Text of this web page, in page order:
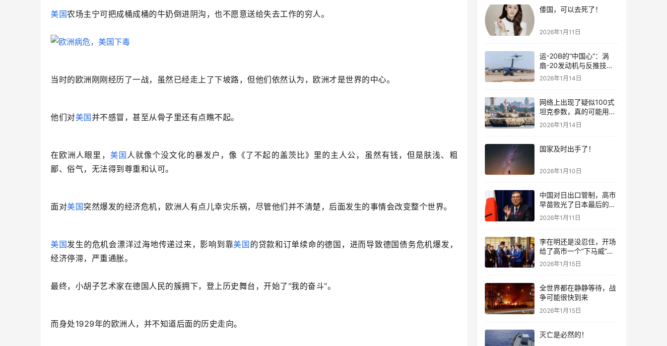
美国农场主宁可把成桶成桶的牛奶倒进阴沟，也不愿意送给失去工作的穷人。
当时的欧洲刚刚经历了一战，虽然已经走上了下坡路，但他们依然认为，欧洲才是世界的中心。
他们对美国并不感冒，甚至从骨子里还有点瞧不起。
在欧洲人眼里， 美国 人就像个没文化的暴发户，像《了不起的盖茨比》里的主人公，虽然有钱，但是肤浅、粗
鄙、俗气，无法得到尊重和认可。
面对美国突然爆发的经济危机，欧洲人有点儿幸灾乐祸，尽管他们并不清楚，后面发生的事情会改变整个世界。
美国发生的危机会漂洋过海地传递过来，影响到靠美国 的贷款和订单续命的德国，进而导致德国债务危机爆发，
经济停滞，严重通胀。
最终，小胡子艺术家在德国人民的簇拥下，登上历史舞台，开始了“我的奋斗”。
而身处1929年的欧洲人，并不知道后面的历史走向。
倭国，可以去死了！
2026年1月11日
运-20B的“中国心”：涡
扇-20发动机与反推技术
大突破！
2026年1月14日
网络上出现了疑似100式
坦克参数，真的可能用了
钛合金装甲！
2026年1月14日
国家及时出手了！
2026年1月10日
中国对日出口管制，高市
早苗败光了日本最后的国
运
2026年1月11日
李在明还是没忍住，开场
给了高市一个“下马威”，
还特意提到中国
2026年1月15日
全世界都在静静等待，战
争可能很快到来
2026年1月15日
灭亡是必然的！